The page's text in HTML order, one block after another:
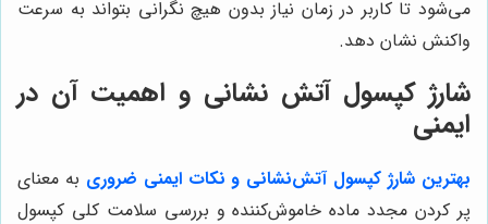
می‌شود تا کاربر در زمان نیاز بدون هیچ نگرانی بتواند به سرعت
واکنش نشان دهد.
شارژ کپسول آتش نشانی و اهمیت آن در
ایمنی
بهترین شارژ کپسول آتش‌نشانی و نکات ایمنی ضروری به معنای
پر کردن مجدد ماده خاموش‌کننده و بررسی سلامت کلی کپسول